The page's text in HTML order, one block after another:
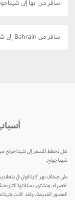
سافر من أبها إلى شيتاجونج
سافر من Bahrain إلى شيتاجونج
أسباب
هل تخطط للسفر إلى شيتاجونج من
شيتاجونج.
على ضفاف نهر كارنافولي في
الخضراء، وتشتهر بمكانتها
العصور القديمة. ولقد كانت